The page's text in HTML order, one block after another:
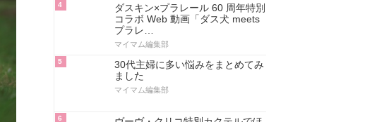
4
ダスキン×プラレール 60 周年特別
コラボ Web 動画「ダス犬 meets
プラレ…
マイマム編集部
5
30代主婦に多い悩みをまとめてみ
ました
マイマム編集部
6